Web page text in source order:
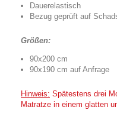
Dauerelastisch
Bezug geprüft auf
Größen:
90x200 cm
90x190 cm auf Anfrage
Hinweis: Spätestens drei
Matratze in einem glatten